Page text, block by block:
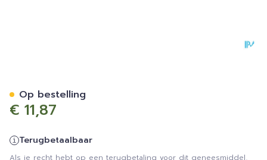
€ 11,87
Terugbetaalbaar
Als je recht hebt op een terugbetaling voor dit geneesmiddel,
Op bestelling